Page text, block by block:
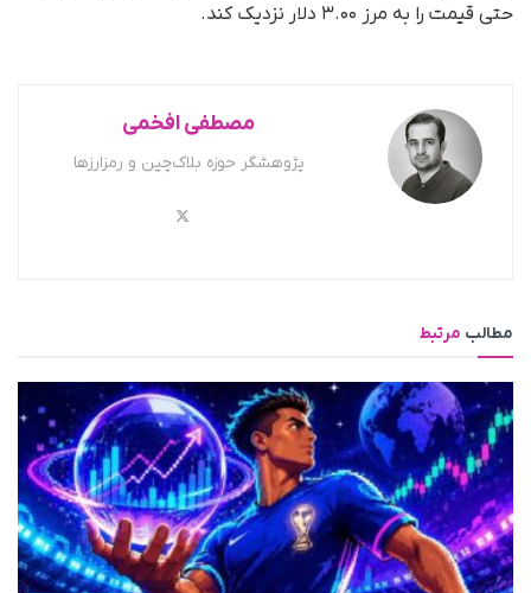
حتی قیمت را به مرز ۳.۰۰ دلار نزدیک کند.
مصطفی افخمی
پژوهشگر حوزه بلاک‌چین و رمزارزها
مطالب مرتبط